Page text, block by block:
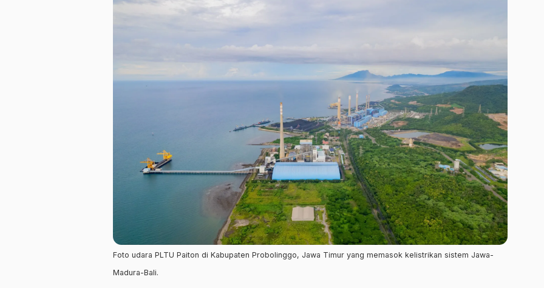
Foto udara PLTU Paiton di Kabupaten Probolinggo, Jawa Timur yang memasok kelistrikan sistem Jawa-
Madura-Bali.